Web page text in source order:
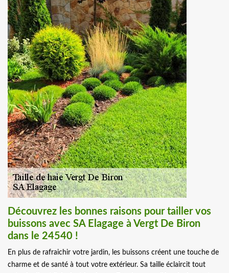
Découvrez les bonnes raisons pour tailler vos
buissons avec SA Elagage à Vergt De Biron
dans le 24540 !
En plus de rafraichir votre jardin, les buissons créent une touche de
charme et de santé à tout votre extérieur. Sa taille éclaircit tout